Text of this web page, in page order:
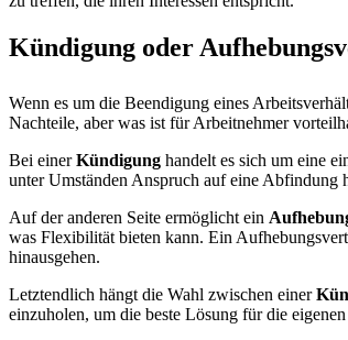
Kündigung oder
Wenn es um die Beendigung eines
Nachteile, aber was ist für Arbeitnehmer
Bei einerKündigung handelt es sich um eine
unter Umständen Anspruch auf eine Abfindung
Auf der anderen Seite ermöglicht ein
was Flexibilität bieten kann. Ein
hinausgehen.
Letztendlich hängt die Wahl zwischen einer
einzuholen, um die beste Lösung für die